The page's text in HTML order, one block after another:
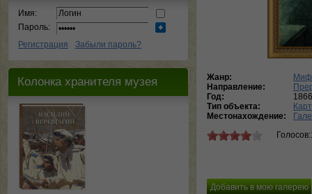
Имя:
Пароль:
Регистрация
Забыли пароль?
Колонка хранителя музея Жанр:
Направление:
Год:
1866
Тип объекта:
Местонахождение: